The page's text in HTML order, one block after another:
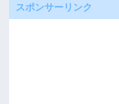
スポンサーリンク